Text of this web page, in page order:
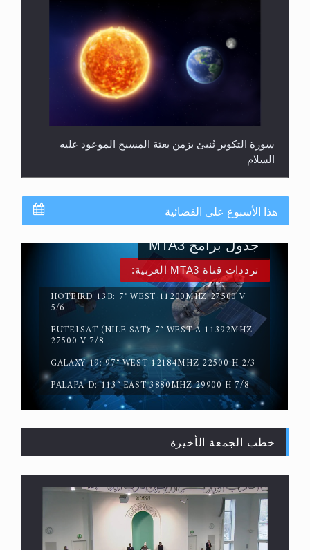
سورة التكوير تُنبئ بزمن بعثة المسيح الموعود عليه
السلام
حقيقة المسيح الدجال
القرآن قاضٍ وحكمٌ على السنة ومهيمنٌ عليها.. ليس
العكس
هذا الأسبوع على الفضائية
ترددات قناة MTA3 العربية:
HOTBIRD 13B: 7° WEST 11200MHZ 27500 V
5/6
EUTELSAT (NILE SAT): 7° WEST-A 11392MHZ
27500 V 7/8
GALAXY 19: 97° WEST 12184MHZ 22500 H 2/3
PALAPA D: 113° EAST 3880MHZ 29900 H 7/8
جدول برامج MTA3
خطب الجمعة الأخيرة